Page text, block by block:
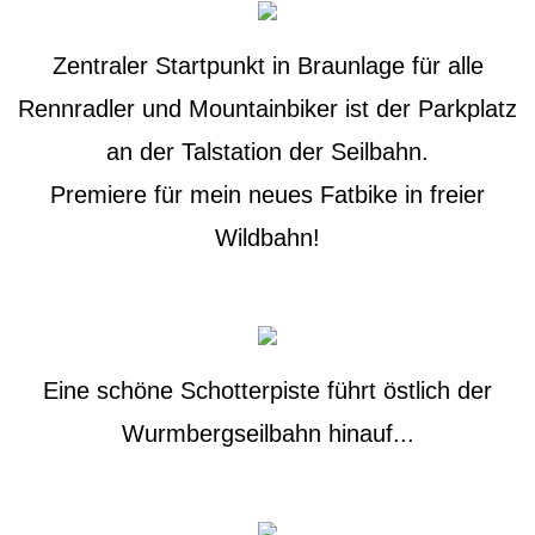
Zentraler Startpunkt in Braunlage für alle
Rennradler und Mountainbiker ist der Parkplatz
an der Talstation der Seilbahn.
Premiere für mein neues Fatbike in freier
Wildbahn!
Eine schöne Schotterpiste führt östlich der
Wurmbergseilbahn hinauf...